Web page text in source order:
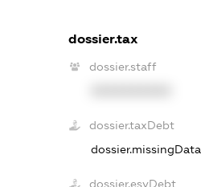
dossier.tax
dossier.staff
dossier.taxDebt
dossier.missingData
dossier.esvDebt